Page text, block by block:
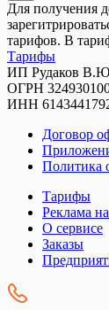
Для получения
тарифов. В
Тарифы
ИП Рудаков
ОГРН
ИНН
Договор
Политика
Тарифы
Реклама
О сервисе
Заказы